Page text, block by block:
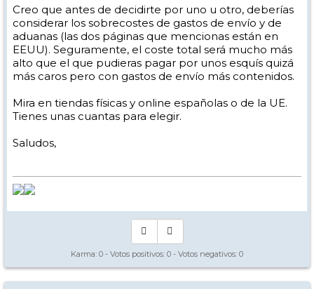
Creo que antes de decidirte por uno u otro, deberías
considerar los sobrecostes de gastos de envío y de
aduanas (las dos páginas que mencionas están en
EEUU). Seguramente, el coste total será mucho más
alto que el que pudieras pagar por unos esquís quizá
más caros pero con gastos de envío más contenidos.
Mira en tiendas físicas y online españolas o de la UE.
Tienes unas cuantas para elegir.
Saludos,
Karma: 0 - Votos positivos: 0 - Votos negativos: 0